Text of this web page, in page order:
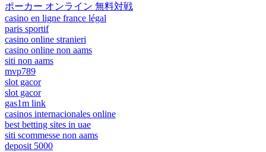
ポーカー オンライン 無料対戦
casino en ligne france légal
paris sportif
casino online stranieri
casino online non aams
siti non aams
mvp789
slot gacor
slot gacor
gas1m link
casinos internacionales online
best betting sites in uae
siti scommesse non aams
deposit 5000